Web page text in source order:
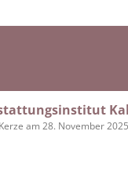
am 28. November